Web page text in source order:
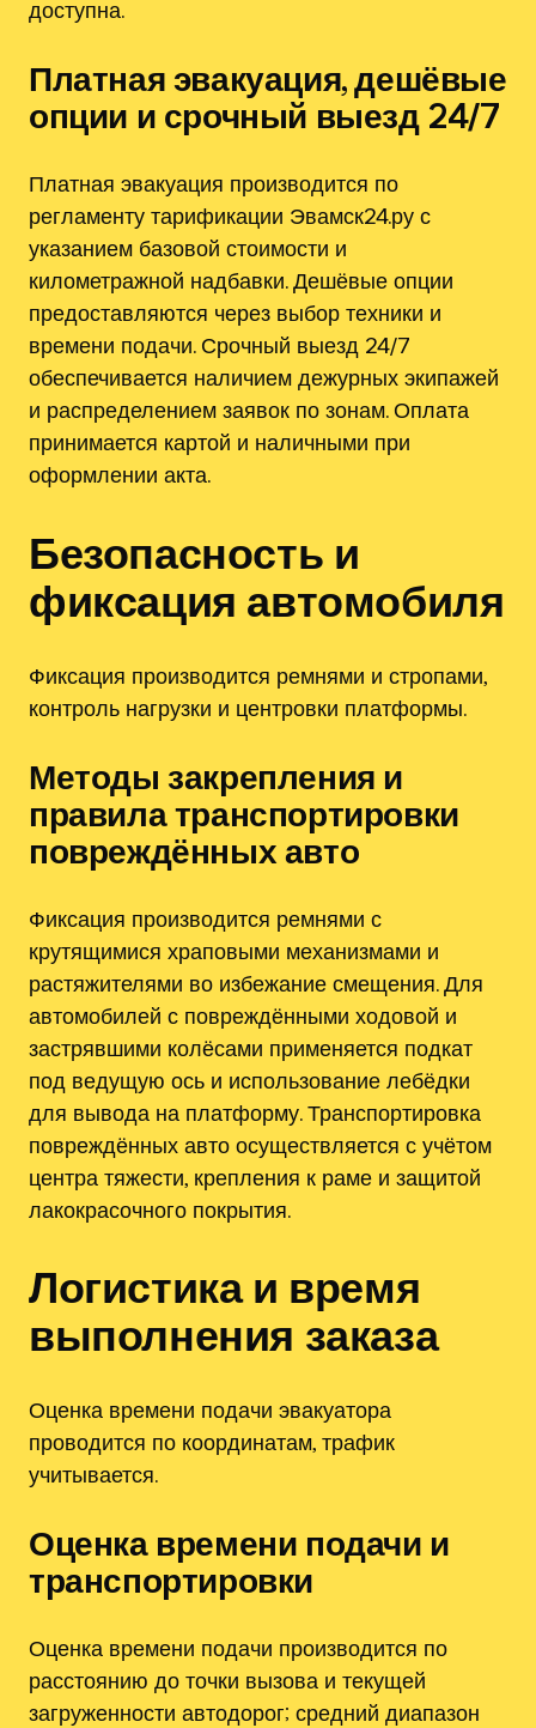
доступна.
Платная эвакуация, дешёвые
опции и срочный выезд 24/7
Платная эвакуация производится по
регламенту тарификации Эвамск24.ру с
указанием базовой стоимости и
километражной надбавки. Дешёвые опции
предоставляются через выбор техники и
времени подачи. Срочный выезд 24/7
обеспечивается наличием дежурных экипажей
и распределением заявок по зонам. Оплата
принимается картой и наличными при
оформлении акта.
Безопасность и
фиксация автомобиля
Фиксация производится ремнями и стропами,
контроль нагрузки и центровки платформы.
Методы закрепления и
правила транспортировки
повреждённых авто
Фиксация производится ремнями с
крутящимися храповыми механизмами и
растяжителями во избежание смещения. Для
автомобилей с повреждёнными ходовой и
застрявшими колёсами применяется подкат
под ведущую ось и использование лебёдки
для вывода на платформу. Транспортировка
повреждённых авто осуществляется с учётом
центра тяжести, крепления к раме и защитой
лакокрасочного покрытия.
Логистика и время
выполнения заказа
Оценка времени подачи эвакуатора
проводится по координатам, трафик
учитывается.
Оценка времени подачи и
транспортировки
Оценка времени подачи производится по
расстоянию до точки вызова и текущей
загруженности автодорог; средний диапазон